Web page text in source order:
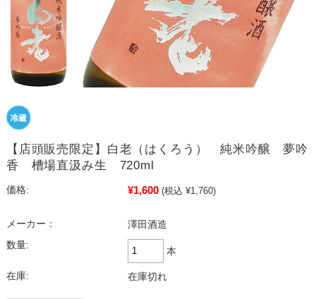
【店頭販売限定】白老（はくろう） 純米吟醸 夢吟
香 槽場直汲み生 720ml
価格: ¥1,600 (税込 ¥1,760)
メーカー：
澤田酒造
数量:
本
在庫: 在庫切れ